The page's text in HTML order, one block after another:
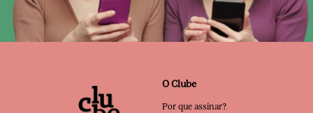
O Clube
Por que assinar?